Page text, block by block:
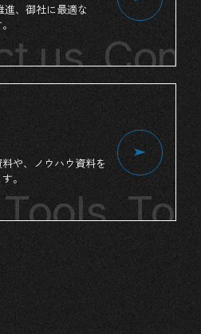
us
、 御社に最適な
料や、 ノウハウ資料を
。